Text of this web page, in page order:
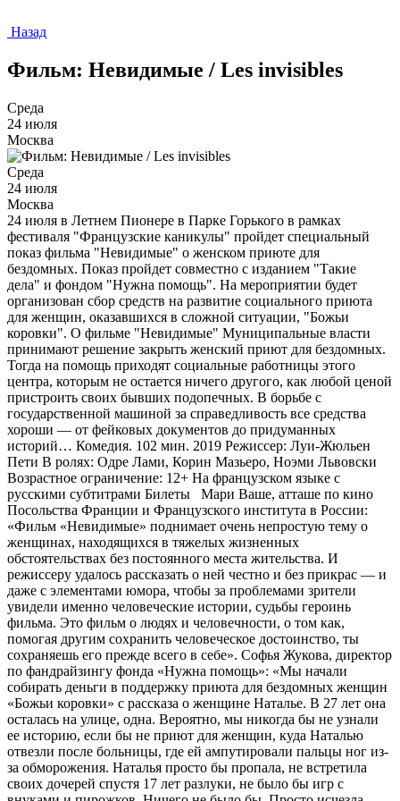
Назад
Фильм: Невидимые / Les invisibles
Среда
24 июля
Москва
Среда
24 июля
Москва
24 июля в Летнем Пионере в Парке Горького в рамках
фестиваля "Французские каникулы" пройдет специальный
показ фильма "Невидимые" о женском приюте для
бездомных. Показ пройдет совместно с изданием "Такие
дела" и фондом "Нужна помощь". На мероприятии будет
организован сбор средств на развитие социального приюта
для женщин, оказавшихся в сложной ситуации, "Божьи
коровки". О фильме "Невидимые" Муниципальные власти
принимают решение закрыть женский приют для бездомных.
Тогда на помощь приходят социальные работницы этого
центра, которым не остается ничего другого, как любой ценой
пристроить своих бывших подопечных. В борьбе с
государственной машиной за справедливость все средства
хороши — от фейковых документов до придуманных
историй… Комедия. 102 мин. 2019 Режиссер: Луи-Жюльен
Пети В ролях: Одре Лами, Корин Мазьеро, Ноэми Львовски
Возрастное ограничение: 12+ На французском языке с
русскими субтитрами Билеты Мари Ваше, атташе по кино
Посольства Франции и Французского института в России:
«Фильм «Невидимые» поднимает очень непростую тему о
женщинах, находящихся в тяжелых жизненных
обстоятельствах без постоянного места жительства. И
режиссеру удалось рассказать о ней честно и без прикрас — и
даже с элементами юмора, чтобы за проблемами зрители
увидели именно человеческие истории, судьбы героинь
фильма. Это фильм о людях и человечности, о том как,
помогая другим сохранить человеческое достоинство, ты
сохраняешь его прежде всего в себе». Софья Жукова, директор
по фандрайзингу фонда «Нужна помощь»: «Мы начали
собирать деньги в поддержку приюта для бездомных женщин
«Божьи коровки» с рассказа о женщине Наталье. В 27 лет она
осталась на улице, одна. Вероятно, мы никогда бы не узнали
ее историю, если бы не приют для женщин, куда Наталью
отвезли после больницы, где ей ампутировали пальцы ног из-
за обморожения. Наталья просто бы пропала, не встретила
своих дочерей спустя 17 лет разлуки, не было бы игр с